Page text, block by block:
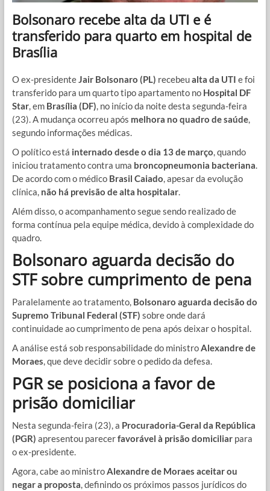
Bolsonaro recebe alta da UTI e é
transferido para quarto em hospital de
Brasília
O ex-presidenteJair Bolsonaro (PL) recebeualta da UTI e foi
transferido para um quarto tipo apartamento no Hospital DF
Star, em Brasília (DF), no início da noite desta segunda-feira
(23). A mudança ocorreu após melhora no quadro de saúde,
segundo informações médicas.
O político está internado desde o dia 13 de março, quando
iniciou tratamento contra uma broncopneumonia bacteriana.
De acordo com o médico Brasil Caiado, apesar da evolução
clínica, não há previsão de alta hospitalar.
Além disso, o acompanhamento segue sendo realizado de
forma contínua pela equipe médica, devido à complexidade do
quadro.
Bolsonaro aguarda decisão do
STF sobre cumprimento de pena
Paralelamente ao tratamento, Bolsonaro aguarda decisão do
Supremo Tribunal Federal (STF) sobre onde dará
continuidade ao cumprimento de pena após deixar o hospital.
A análise está sob responsabilidade do ministroAlexandre de
Moraes, que deve decidir sobre o pedido da defesa.
PGR se posiciona a favor de
prisão domiciliar
Nesta segunda-feira (23), a Procuradoria-Geral da República
(PGR) apresentou parecerfavorável à prisão domiciliarpara
o ex-presidente.
Agora, cabe ao ministroAlexandre de Moraes aceitar ou
negar a proposta, definindo os próximos passos jurídicos do